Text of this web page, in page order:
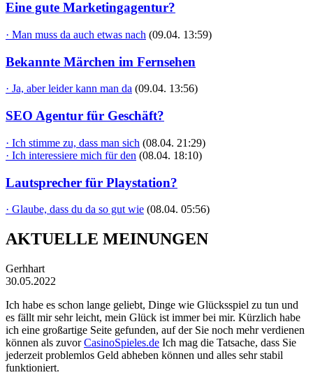
Eine gute Marketingagentur?
· Man muss da auch etwas nach (09.04. 13:59)
Bekannte Märchen im Fernsehen
· Ja, aber leider kann man da (09.04. 13:56)
SEO Agentur für Geschäft?
· Ich stimme zu, dass man sich (08.04. 21:29)
· Ich interessiere mich für den (08.04. 18:10)
Lautsprecher für Playstation?
· Glaube, dass du da so gut wie (08.04. 05:56)
AKTUELLE MEINUNGEN
Gerhhart
30.05.2022
Ich habe es schon lange geliebt, Dinge wie Glücksspiel zu tun und
es fällt mir sehr leicht, mein Glück ist immer bei mir. Kürzlich habe
ich eine großartige Seite gefunden, auf der Sie noch mehr verdienen
können als zuvorCasinoSpieles.de Ich mag die Tatsache, dass Sie
jederzeit problemlos Geld abheben können und alles sehr stabil
funktioniert.